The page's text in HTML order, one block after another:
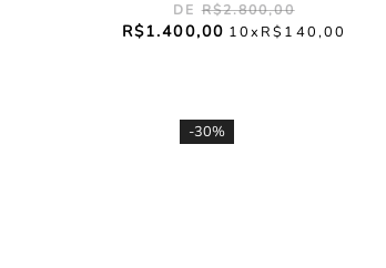
R$2.800,00
R$1.400,00 10 R$ 140,00
-30%